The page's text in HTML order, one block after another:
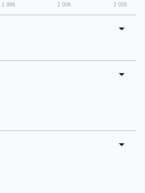
1 986 2 006 2 026